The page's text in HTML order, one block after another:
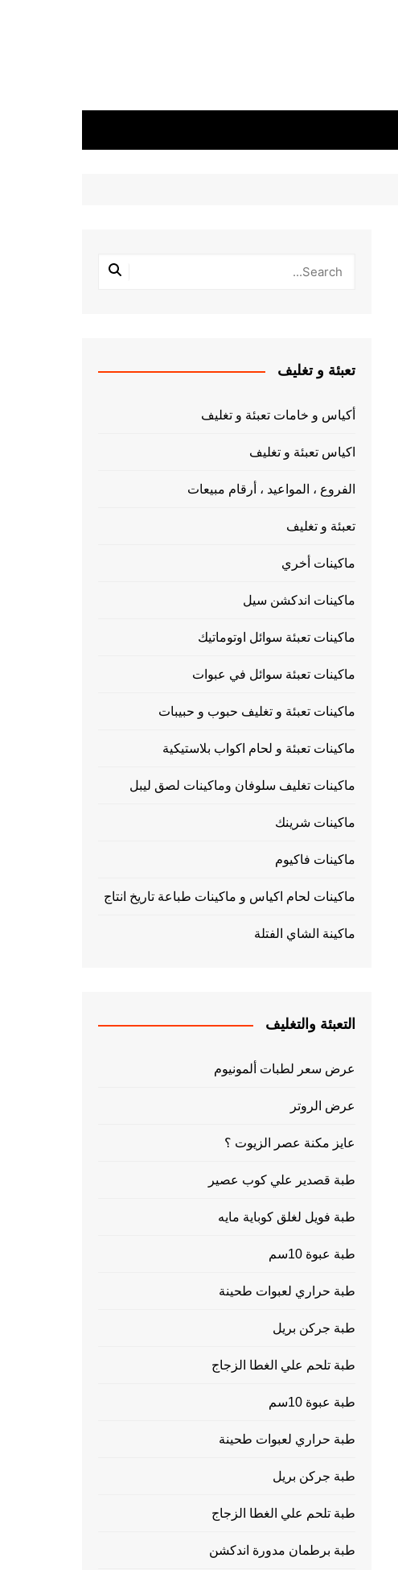
تعبئة و تغليف
أكياس و خامات تعبئة و تغليف
اكياس تعبئة و تغليف
الفروع ، المواعيد ، أرقام مبيعات
تعبئة و تغليف
ماكينات أخري
ماكينات اندكشن سيل
ماكينات تعبئة سوائل اوتوماتيك
ماكينات تعبئة سوائل في عبوات
ماكينات تعبئة و تغليف حبوب و حبيبات
ماكينات تعبئة و لحام اكواب بلاستيكية
ماكينات تغليف سلوفان وماكينات لصق ليبل
ماكينات شرينك
ماكينات فاكيوم
ماكينات لحام اكياس و ماكينات طباعة تاريخ انتاج
ماكينة الشاي الفتلة
التعبئة والتغليف
عرض سعر لطبات ألمونيوم
عرض الروتر
عايز مكنة عصر الزيوت ؟
طبة قصدير علي كوب عصير
طبة فويل لغلق كوباية مايه
طبة عبوة 10سم
طبة حراري لعبوات طحينة
طبة جركن بريل
طبة تلحم علي الغطا الزجاج
طبة عبوة 10سم
طبة حراري لعبوات طحينة
طبة جركن بريل
طبة تلحم علي الغطا الزجاج
طبة برطمان مدورة اندكشن